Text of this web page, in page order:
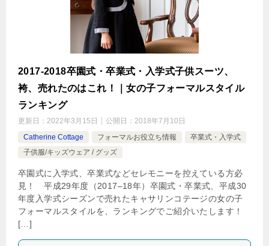
2017-2018卒園式・卒業式・入学式子供スーツ、
袴、売れたのはこれ！｜女の子フォーマルスタイル
ランキング
更新日： 2022年3月15日 公開日： 2018年7月10日
Catherine Cottage
フォーマルお役立ち情報
卒業式・入学式
子供服/キッズウェア / グッズ
卒園式に入学式、卒業式などセレモニーを控えている方必
見！ 平成29年度（2017–18年）卒園式・卒業式、平成30
年度入学式シーズンで売れたキャサリンコテージの女の子
フォーマルスタイルを、ランキングでご紹介いたします！
[…]